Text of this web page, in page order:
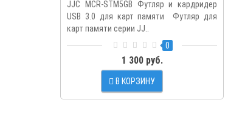
JJC MCR-STM5GB Футляр и кардридер
USB 3.0 для карт памяти Футляр для
карт памяти серии JJ..
0
1 300 руб.
В КОРЗИНУ